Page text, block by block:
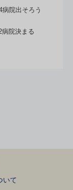
病院出そろう
病院決まる
いて